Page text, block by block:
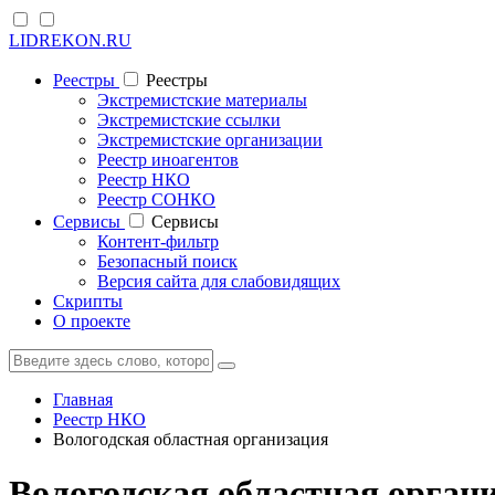
LIDREKON.RU
Реестры
Реестры
Экстремистские материалы
Экстремистские ссылки
Экстремистские организации
Реестр иноагентов
Реестр НКО
Реестр СОНКО
Cервисы
Cервисы
Контент-фильтр
Безопасный поиск
Версия сайта для слабовидящих
Скрипты
О проекте
Главная
Реестр НКО
Вологодская областная организация